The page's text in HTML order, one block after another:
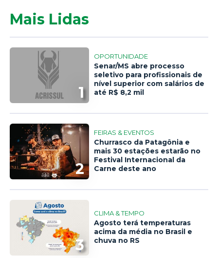
Mais Lidas
1
OPORTUNIDADE
Senar/MS abre processo
seletivo para profissionais de
nível superior com salários de
até R$ 8,2 mil
2
FEIRAS & EVENTOS
Churrasco da Patagônia e
mais 30 estações estarão no
Festival Internacional da
Carne deste ano
3
CLIMA & TEMPO
Agosto terá temperaturas
acima da média no Brasil e
chuva no RS